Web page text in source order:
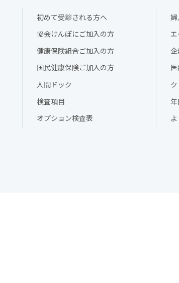
初めて受診される方へ
協会けんぽにご加入の方
健康保険組合ご加入の方
国民健康保険ご加入の方
人間ドック
検査項目
オプション検査表
婦
エ
年